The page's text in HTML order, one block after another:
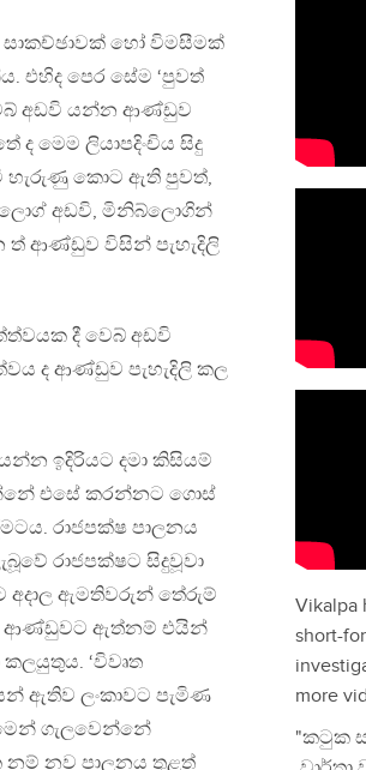
සාකච්ඡාවක් හෝ විමසීමක්
එහිද පෙර සේම ‘පුවත්
අඩවි යන්න ආණ්ඩුව
මෙම ලියාපදිංචිය සිදු
හැරුණු කොට ඇති පුවත්,
බ්ලොග් අඩවි, මිනිබ්ලොගින්
ත් ආණ්ඩුව විසින් පැහැදිලි
දී වෙබ් අඩවි
ද ආණ්ඩුව පැහැදිලි කල
ඉදිරියට දමා කිසියම්
එසේ කරන්නට ගොස්
රාජපක්ෂ පාලනය
රාජපක්ෂට සිදුවූවා
අදාල ඇමතිවරුන් තේරුම්
ආණ්ඩුවට ඇත්නම් එයින්
‘විවෘත
ඇතිව ලංකාවට පැමිණ
ගැලවෙන්නේ
නම් නව පාලනය තුළත්
Vikalpa
short-
more
"කටුක